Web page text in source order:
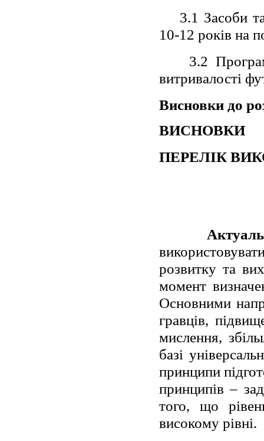
3.1 Засоби
10-12 років на
3.2
витривалості
Висновки до
ВИСНОВКИ
ПЕРЕЛІК
розвитку та
момент
Основними
гравців,
мислення,
базі
принципи
принципів –
того, що
високому рівні.